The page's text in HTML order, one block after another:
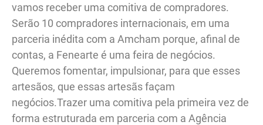
vamos receber uma comitiva de compradores.
Serão 10 compradores internacionais, em uma
parceria inédita com a Amcham porque, afinal de
contas, a Fenearte é uma feira de negócios.
Queremos fomentar, impulsionar, para que esses
artesãos, que essas artesãs façam
negócios.Trazer uma comitiva pela primeira vez de
forma estruturada em parceria com a Agência